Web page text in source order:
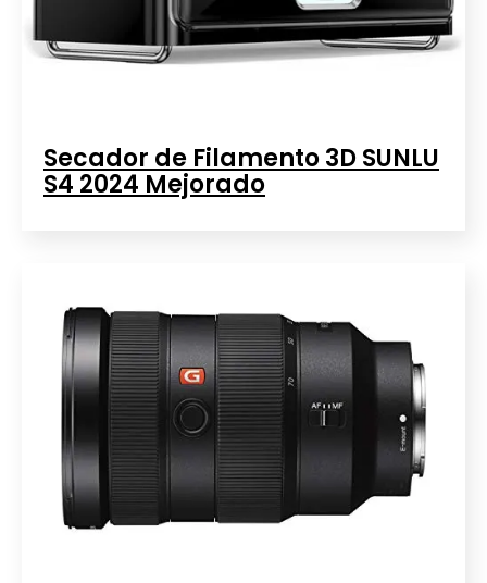
Secador de Filamento 3D SUNLU
S4 2024 Mejorado